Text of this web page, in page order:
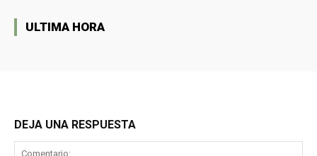
ULTIMA HORA
DEJA UNA RESPUESTA